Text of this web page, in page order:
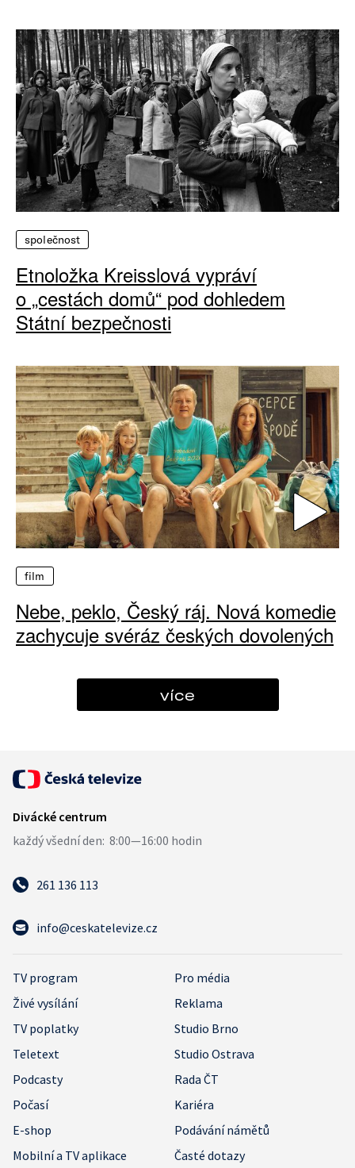
společnost
Etnoložka Kreisslová vypráví
o „cestách domů“ pod dohledem
Státní bezpečnosti
film
Nebe, peklo, Český ráj. Nová komedie
zachycuje svéráz českých dovolených
více
261 136 113
info@ceskatelevize.cz
TV program
Pro média
Živé vysílání
Reklama
TV poplatky
Studio Brno
Teletext
Studio Ostrava
Podcasty
Rada ČT
Počasí
Kariéra
E-shop
Podávání námětů
Mobilní a TV aplikace
Časté dotazy